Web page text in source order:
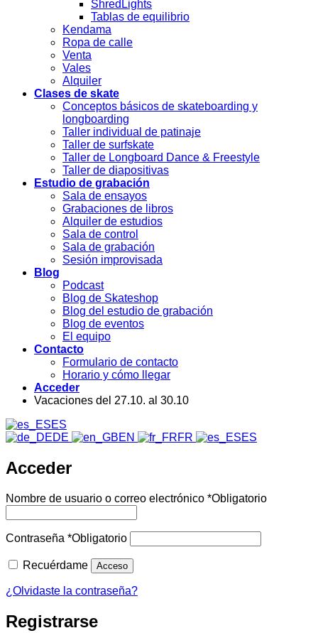
ShredLights
Tablas de equilibrio
Kendama
Ropa de calle
Venta
Vales
Alquiler
Clases de skate
Conceptos básicos de skateboarding y
longboarding
Taller individual de patinaje
Taller de surfskate
Taller de Longboard Dance & Freestyle
Taller de diapositivas
Estudio de grabación
Sala de ensayos
Grabaciones de libros
Alquiler de estudios
Sala de control
Sala de grabación
Sesión improvisada
Blog
Podcast
Blog de Skateshop
Blog del estudio de grabación
Blog de eventos
El equipo
Contacto
Formulario de contacto
Horario y cómo llegar
Acceder
Vacaciones del 27.10. al 30.10
ES
DE
EN FR ES
Acceder
Nombre de usuario o correo electrónico *Obligatorio
Contraseña *Obligatorio
Recuérdame Acceso
¿Olvidaste la contraseña?
Registrarse